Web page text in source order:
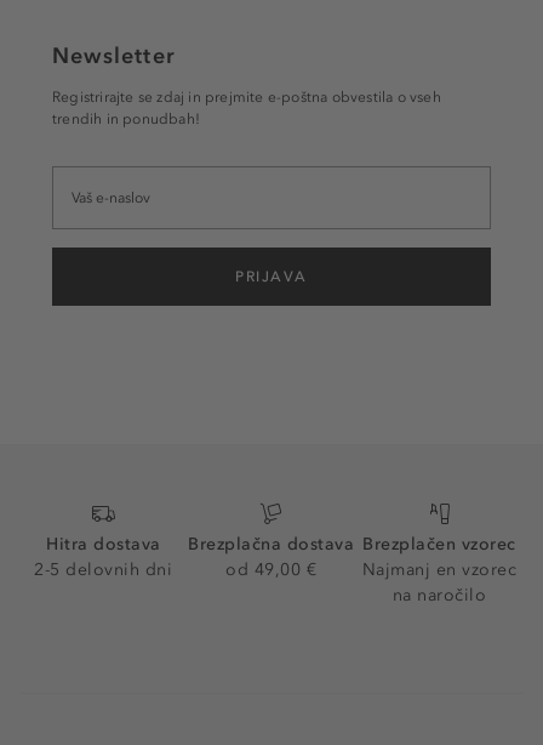
Newsletter
Registrirajte se zdaj in prejmite e-poštna obvestila o vseh
trendih in ponudbah!
PRIJAVA
Hitra dostava
2-5 delovnih dni
Brezplačna dostava
od 49,00 €
Brezplačen vzorec
Najmanj en vzorec
na naročilo